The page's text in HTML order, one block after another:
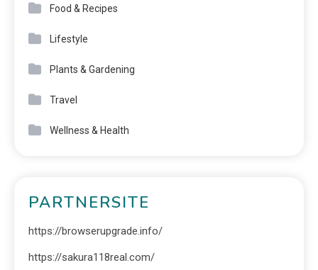
Food & Recipes
Lifestyle
Plants & Gardening
Travel
Wellness & Health
PARTNERSITE
https://browserupgrade.info/
https://sakura118real.com/